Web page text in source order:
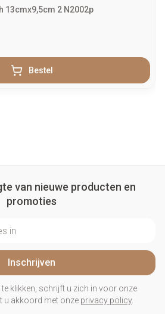
13cmx9,5cm 2 N2002p
Bestel
van nieuwe producten en
promoties
Inschrijven
klikken, schrijft u zich in voor onze
u akkoord met onze privacy policy.